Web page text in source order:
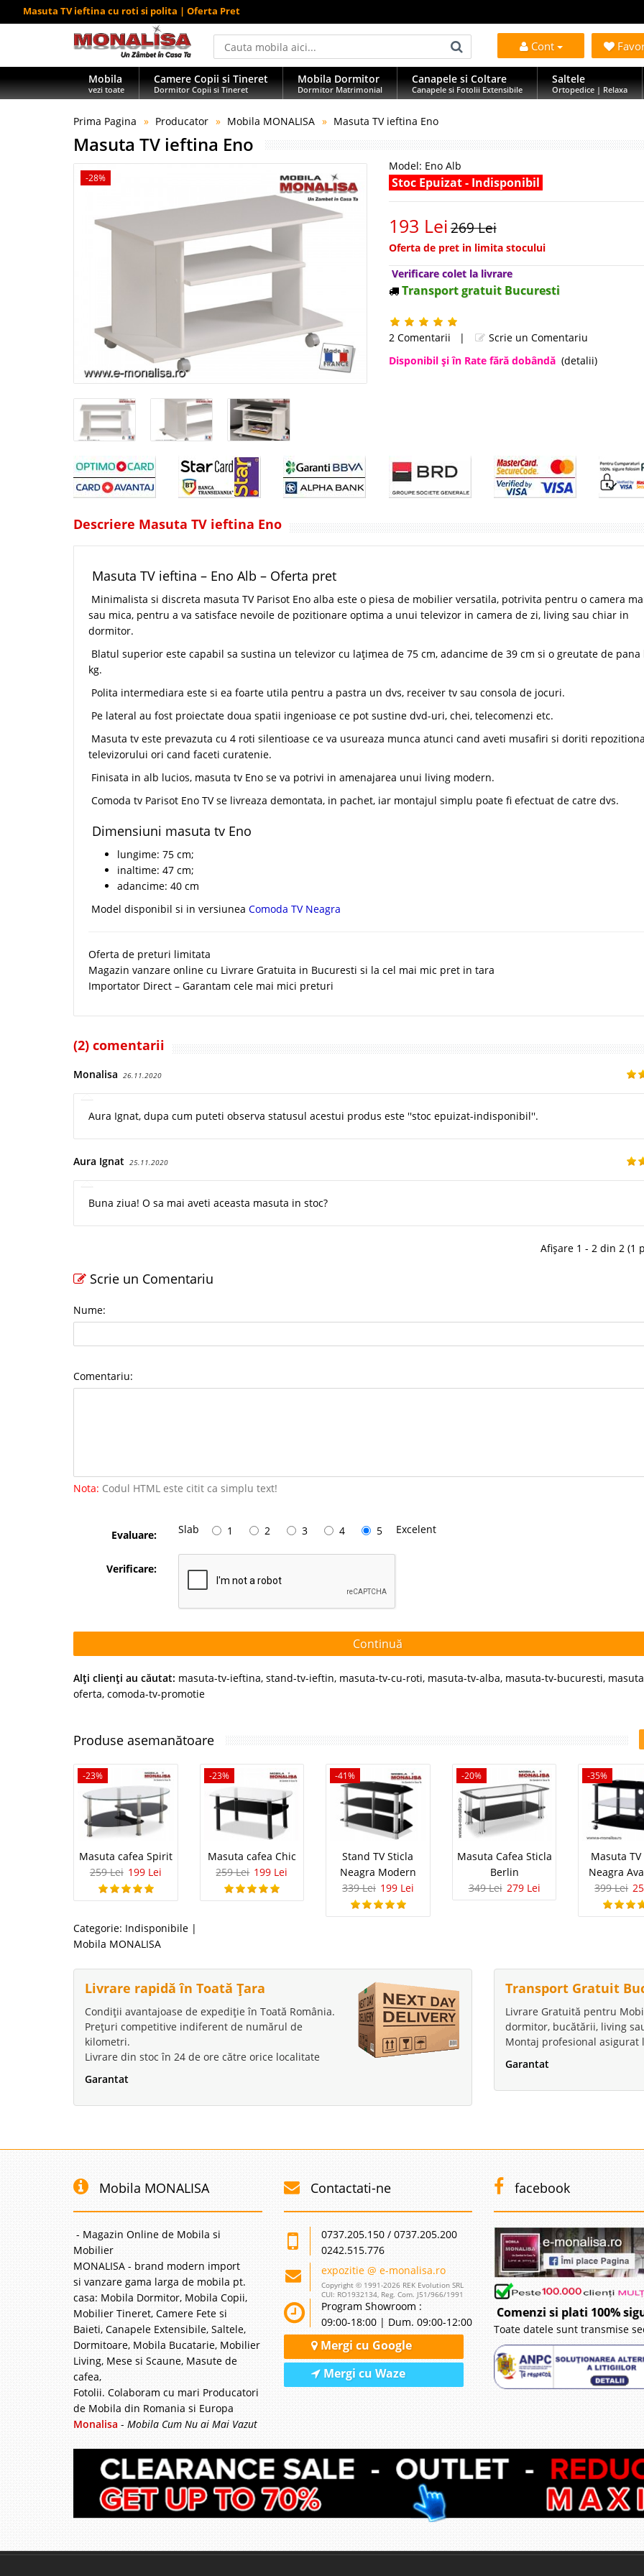
Masuta TV ieftina cu roti si polita | Oferta Pret
Cont
Mobila
vezi toate
Camere Copii si Tineret
Dormitor Copii si Tineret
Mobila Dormitor
Dormitor Matrimonial
Canapele si Coltare
Canapele si Fotolii Extensibile
Saltele
Ortopedice | Relaxa
Prima Pagina Producator Mobila MONALISA Masuta TV ieftina Eno
Masuta TV ieftina Eno
-28%
Model: Eno Alb
Stoc Epuizat - Indisponibil
193 Lei269 Lei
Oferta de pret in limita stocului
Verificare colet la livrare
Transport gratuit Bucuresti
2 Comentarii |
Scrie un Comentariu
Disponibil şi în Rate fără dobândă (detalii)
Descriere Masuta TV ieftina Eno
Masuta TV ieftina – Eno Alb – Oferta pret
Minimalista si discreta masuta TV Parisot Eno alba este o piesa de mobilier versatila, potrivita pentru o camera
sau mica, pentru a va satisface nevoile de pozitionare optima a unui televizor in camera de zi, living sau chiar in
dormitor.
Blatul superior este capabil sa sustina un televizor cu lațimea de 75 cm, adancime de 39 cm si o greutate de pana
kg.
Polita intermediara este si ea foarte utila pentru a pastra un dvs, receiver tv sau consola de jocuri.
Pe lateral au fost proiectate doua spatii ingenioase ce pot sustine dvd-uri, chei, telecomenzi etc.
Masuta tv este prevazuta cu 4 roti silentioase ce va usureaza munca atunci cand aveti musafiri si doriti
televizorului ori cand faceti curatenie.
Finisata in alb lucios, masuta tv Eno se va potrivi in amenajarea unui living modern.
Comoda tv Parisot Eno TV se livreaza demontata, in pachet, iar montajul simplu poate fi efectuat de catre dvs.
Dimensiuni masuta tv Eno
lungime: 75 cm;
inaltime: 47 cm;
adancime: 40 cm
Model disponibil si in versiunea Comoda TV Neagra
Oferta de preturi limitata
Magazin vanzare online cu Livrare Gratuita in Bucuresti si la cel mai mic pret in tara
Importator Direct – Garantam cele mai mici preturi
(2) comentarii
Monalisa 26.11.2020
Aura Ignat, dupa cum puteti observa statusul acestui produs este ''stoc epuizat-indisponibil''.
Aura Ignat 25.11.2020
Buna ziua! O sa mai aveti aceasta masuta in stoc?
Afișare 1 - 2 din 2 (1
Scrie un Comentariu
Nume:
Comentariu:
Nota: Codul HTML este citit ca simplu text!
Evaluare: Slab 1 2 3 4 5 Excelent
Verificare:
Continuă
Alţi clienţi au căutat: masuta-tv-ieftina, stand-tv-ieftin, masuta-tv-cu-roti, masuta-tv-alba, masuta-tv-bucuresti,
oferta, comoda-tv-promotie
Produse asemanătoare
-23%
Masuta cafea Spirit
259 Lei 199 Lei
-23%
Masuta cafea Chic
259 Lei 199 Lei
-41%
Stand TV Sticla
Neagra Modern
339 Lei 199 Lei
-20%
Masuta Cafea Sticla
Berlin
349 Lei 279 Lei
-35%
Masuta TV
Neagra
399 Lei
Categorie: Indisponibile |
Mobila MONALISA
Livrare rapidă în Toată Țara
Condiții avantajoase de expediție în Toată România.
Prețuri competitive indiferent de numărul de
kilometri.
Livrare din stoc în 24 de ore către orice localitate
Garantat
Transport Gratuit
Livrare Gratuită pentru
dormitor, bucătării, living
Montaj profesional asigurat
Garantat
Mobila MONALISA
- Magazin Online de Mobila si
Mobilier
MONALISA - brand modern import
si vanzare gama larga de mobila pt.
casa: Mobila Dormitor, Mobila Copii,
Mobilier Tineret, Camere Fete si
Baieti, Canapele Extensibile, Saltele,
Dormitoare, Mobila Bucatarie, Mobilier
Living, Mese si Scaune, Masute de
cafea,
Fotolii. Colaboram cu mari Producatori
de Mobila din Romania si Europa
Monalisa - Mobila Cum Nu ai Mai Vazut
Contactati-ne
0737.205.150 / 0737.205.200
0242.515.776
expozitie @ e-monalisa.ro
Copyright © 1991-2026 REK Evolution SRL
CUI: RO1932134, Reg. Com. J51/966/1991
Program Showroom :
09:00-18:00 | Dum. 09:00-12:00
Mergi cu Google
Mergi cu Waze
facebook
Comenzi si plati 100%
Toate datele sunt transmise